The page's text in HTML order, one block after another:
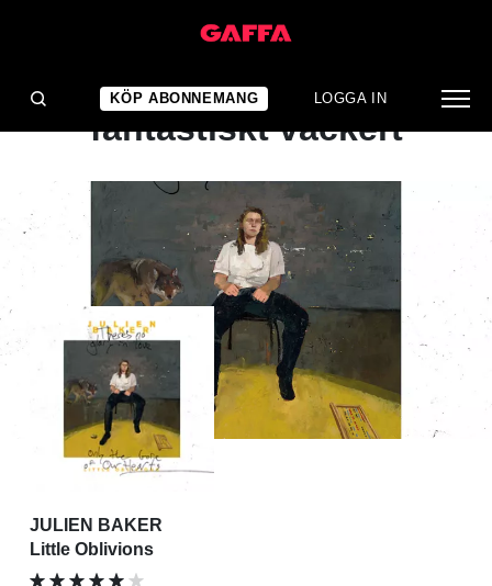
KÖP ABONNEMANG LOGGA IN
ALBUMRECENSION
Personligt, mörkt och så
fantastiskt vackert
JULIEN BAKER
Little Oblivions